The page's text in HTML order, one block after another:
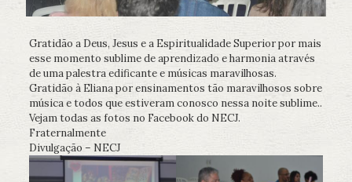
Gratidão a Deus, Jesus e a Espiritualidade Superior por mais
esse momento sublime de aprendizado e harmonia através
de uma palestra edificante e músicas maravilhosas.
Gratidão à Eliana por ensinamentos tão maravilhosos sobre
música e todos que estiveram conosco nessa noite sublime..
Vejam todas as fotos no Facebook do NECJ.
Fraternalmente
Divulgação – NECJ